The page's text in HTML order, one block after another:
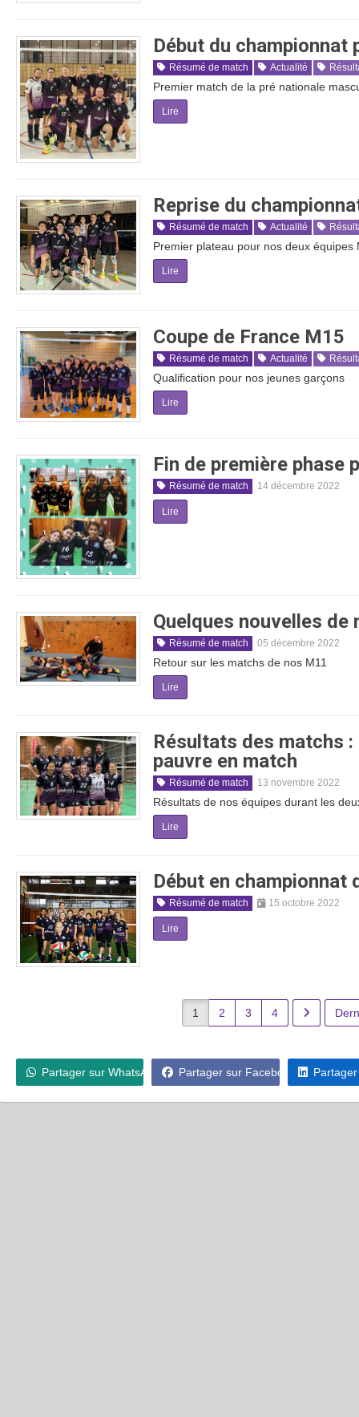
Début du championnat
Résumé de match Actualité
Premier match de la pré nationale
Lire
Reprise du
Résumé de match Actualité
Premier plateau pour nos deux équipes
Lire
Coupe de France M15
Résumé de match Actualité
Qualification pour nos jeunes garçons
Lire
Fin de première phase
Résumé de match 14 décembre 2022
Lire
Quelques nouvelles de
Résumé de match 05 décembre 2022
Retour sur les matchs de nos M11
Lire
Résultats des matchs
pauvre en match
Résumé de match 13 novembre 2022
Résultats de nos équipes durant les
Lire
Début en championnat
Résumé de match 15 octobre 2022
Lire
1 2 3 4
Partager sur WhatsApp Partager sur Facebook